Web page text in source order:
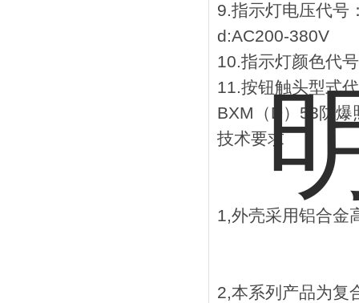
9.指示灯电压代号
d:AC200-380V
10.指示灯颜色代
11.按钮触头型式
BXM（D）53防
技术要求
1,外壳采用铝合金
2,本系列产品为复